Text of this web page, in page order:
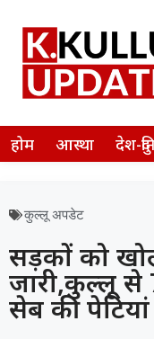
होम आस्था देश-
कुल्लू अपडेट
सड़कों को
जारी,कुल्लू से
सेब की